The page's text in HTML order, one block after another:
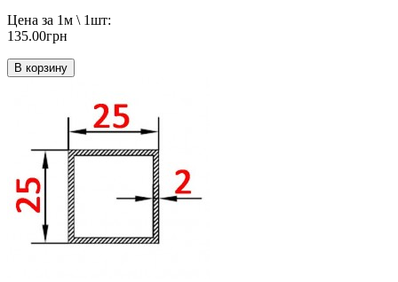
Цена за 1м \ 1шт:
135.00грн
В корзину